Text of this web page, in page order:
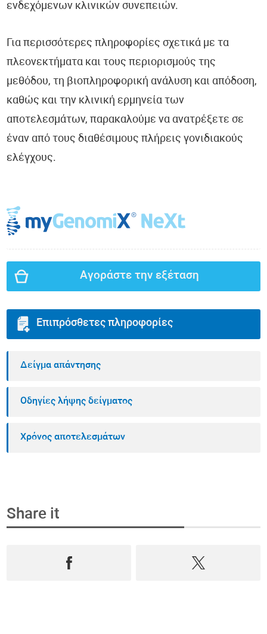
ενδεχόμενων κλινικών συνεπειών.
Για περισσότερες πληροφορίες σχετικά με τα
πλεονεκτήματα και τους περιορισμούς της
μεθόδου, τη βιοπληροφορική ανάλυση και απόδοση,
καθώς και την κλινική ερμηνεία των
αποτελεσμάτων, παρακαλούμε να ανατρέξετε σε
έναν από τους διαθέσιμους πλήρεις γονιδιακούς
ελέγχους.
Αγοράστε την εξέταση
Επιπρόσθετες πληροφορίες
Δείγμα απάντησης
Οδηγίες λήψης δείγματος
Χρόνος αποτελεσμάτων
Share it